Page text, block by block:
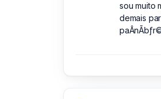
sou muito
demais